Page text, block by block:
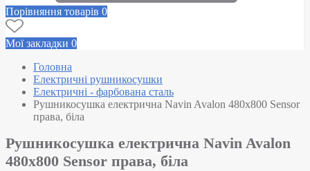
Порівняння товарів 0
Мої закладки 0
Головна
Електричні рушникосушки
Електричні - фарбована сталь
Рушникосушка електрична Navin Avalon 480х800 Sensor
права, біла
Рушникосушка електрична Navin Avalon
480х800 Sensor права, біла